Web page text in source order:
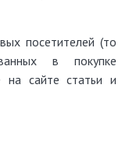
посетителей (то
в покупке
на сайте статьи и